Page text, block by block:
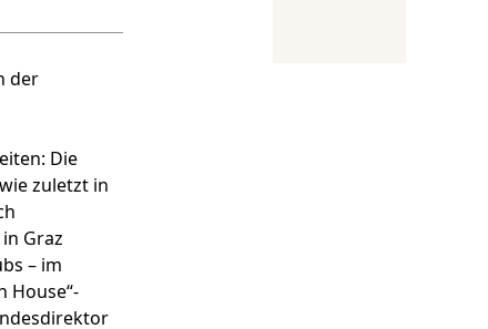
der
Die
zuletzt in
Graz
– im
House“-